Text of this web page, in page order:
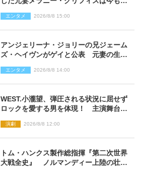
エンタメ 2026/8/8 15:00
アンジェリーナ・ジョリーの兄ジェーム
ズ・ヘイヴンがゲイと公表 元妻の生配
エンタメ 2026/8/8 14:00
WEST.小瀧望、弾圧される状況に屈せず
ロックを愛する男を体現！ 主演舞台
演劇 2026/8/8 12:00
トム・ハンクス製作総指揮『第二次世界
大戦全史』 ノルマンディー上陸の壮絶